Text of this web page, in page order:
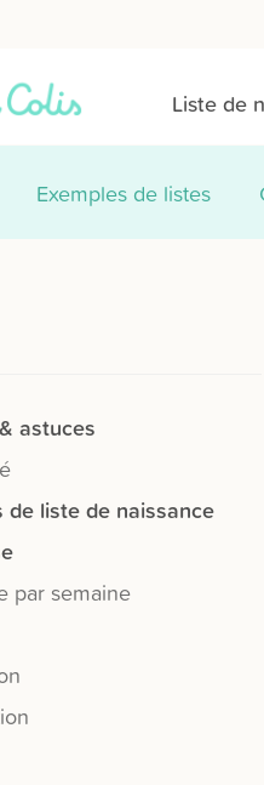
Liste de
Exemples de listes
astuces
de liste de naissance
par semaine